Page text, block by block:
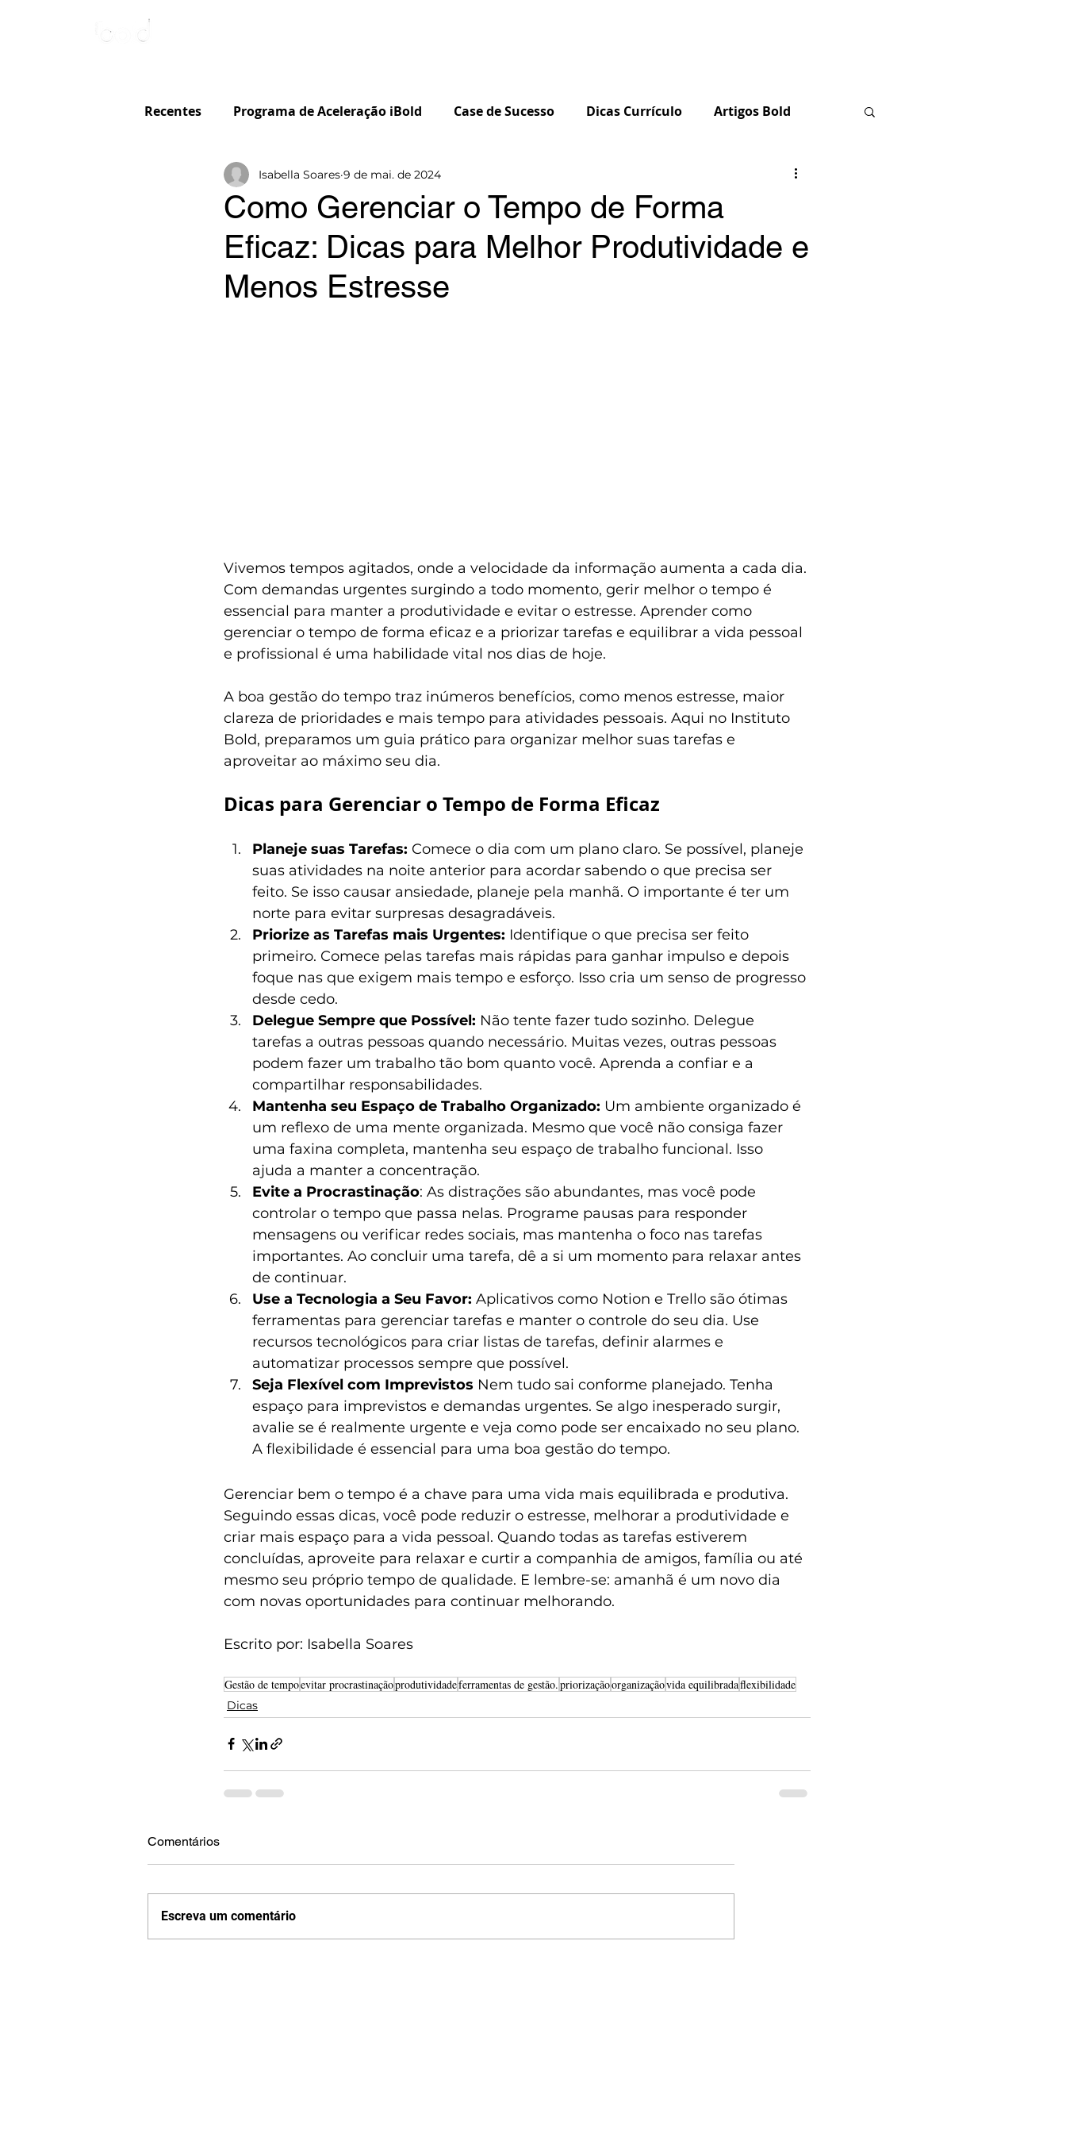
Recentes Programa de Aceleração iBold Case de Sucesso Dicas Currículo Artigos Bold
Como Gerenciar o Tempo de Forma
Eficaz: Dicas para Melhor Produtividade e
Menos Estresse
Isabella Soares 9 de mai. de 2024
Vivemos tempos agitados, onde a velocidade da informação aumenta a cada dia.
Com demandas urgentes surgindo a todo momento, gerir melhor o tempo é
essencial para manter a produtividade e evitar o estresse. Aprender como
gerenciar o tempo de forma eficaz e a priorizar tarefas e equilibrar a vida pessoal
e profissional é uma habilidade vital nos dias de hoje.
A boa gestão do tempo traz inúmeros benefícios, como menos estresse, maior
clareza de prioridades e mais tempo para atividades pessoais. Aqui no Instituto
Bold, preparamos um guia prático para organizar melhor suas tarefas e
aproveitar ao máximo seu dia.
Dicas para Gerenciar o Tempo de Forma Eficaz
Planeje suas Tarefas: Comece o dia com um plano claro. Se possível, planeje
suas atividades na noite anterior para acordar sabendo o que precisa ser
feito. Se isso causar ansiedade, planeje pela manhã. O importante é ter um
norte para evitar surpresas desagradáveis.
Priorize as Tarefas mais Urgentes: Identifique o que precisa ser feito
primeiro. Comece pelas tarefas mais rápidas para ganhar impulso e depois
foque nas que exigem mais tempo e esforço. Isso cria um senso de progresso
desde cedo.
Delegue Sempre que Possível: Não tente fazer tudo sozinho. Delegue
tarefas a outras pessoas quando necessário. Muitas vezes, outras pessoas
podem fazer um trabalho tão bom quanto você. Aprenda a confiar e a
compartilhar responsabilidades.
Mantenha seu Espaço de Trabalho Organizado: Um ambiente organizado é
um reflexo de uma mente organizada. Mesmo que você não consiga fazer
uma faxina completa, mantenha seu espaço de trabalho funcional. Isso
ajuda a manter a concentração.
Evite a Procrastinação: As distrações são abundantes, mas você pode
controlar o tempo que passa nelas. Programe pausas para responder
mensagens ou verificar redes sociais, mas mantenha o foco nas tarefas
importantes. Ao concluir uma tarefa, dê a si um momento para relaxar antes
de continuar.
Use a Tecnologia a Seu Favor: Aplicativos como Notion e Trello são ótimas
ferramentas para gerenciar tarefas e manter o controle do seu dia. Use
recursos tecnológicos para criar listas de tarefas, definir alarmes e
automatizar processos sempre que possível.
Seja Flexível com Imprevistos Nem tudo sai conforme planejado. Tenha
espaço para imprevistos e demandas urgentes. Se algo inesperado surgir,
avalie se é realmente urgente e veja como pode ser encaixado no seu plano.
A flexibilidade é essencial para uma boa gestão do tempo.
Gerenciar bem o tempo é a chave para uma vida mais equilibrada e produtiva.
Seguindo essas dicas, você pode reduzir o estresse, melhorar a produtividade e
criar mais espaço para a vida pessoal. Quando todas as tarefas estiverem
concluídas, aproveite para relaxar e curtir a companhia de amigos, família ou até
mesmo seu próprio tempo de qualidade. E lembre-se: amanhã é um novo dia
com novas oportunidades para continuar melhorando.
Escrito por: Isabella Soares
Gestão de tempoevitar procrastinaçãoprodutividadeferramentas de gestão.priorizaçãoorganizaçãovida equilibradaflexibilidade
Dicas
Comentários
Escreva um comentário